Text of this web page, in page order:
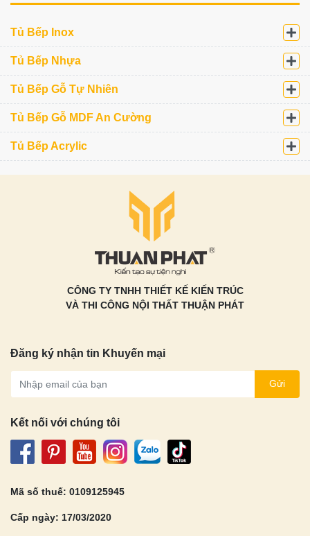
Tủ Bếp Inox
Tủ Bếp Nhựa
Tủ Bếp Gỗ Tự Nhiên
Tủ Bếp Gỗ MDF An Cường
Tủ Bếp Acrylic
CÔNG TY TNHH THIẾT KẾ KIẾN TRÚC
VÀ THI CÔNG NỘI THẤT THUẬN PHÁT
Đăng ký nhận tin Khuyến mại
Gửi
Kết nối với chúng tôi
Mã số thuế: 0109125945
Cấp ngày: 17/03/2020